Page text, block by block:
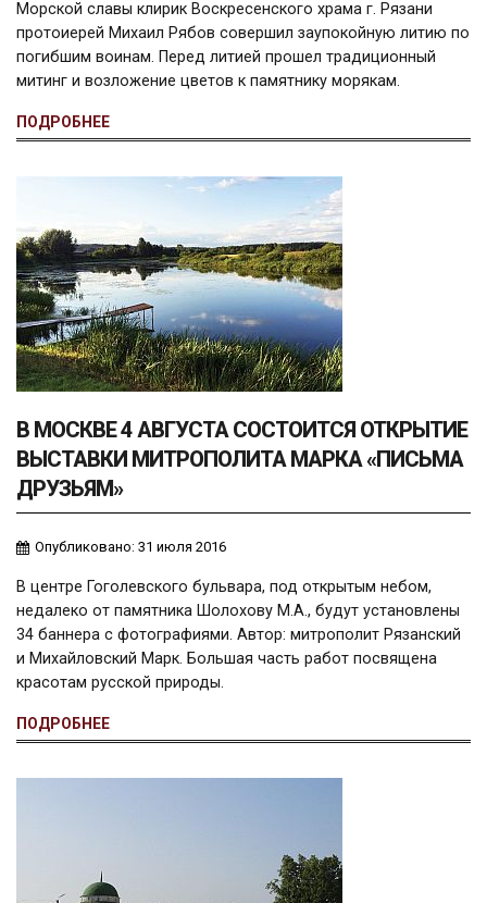
Морской славы клирик Воскресенского храма г. Рязани
протоиерей Михаил Рябов совершил заупокойную литию по
погибшим воинам. Перед литией прошел традиционный
митинг и возложение цветов к памятнику морякам.
ПОДРОБНЕЕ
В МОСКВЕ 4 АВГУСТА СОСТОИТСЯ ОТКРЫТИЕ
ВЫСТАВКИ МИТРОПОЛИТА МАРКА «ПИСЬМА
ДРУЗЬЯМ»
Опубликовано: 31 июля 2016
В центре Гоголевского бульвара, под открытым небом,
недалеко от памятника Шолохову М.А., будут установлены
34 баннера с фотографиями. Автор: митрополит Рязанский
и Михайловский Марк. Большая часть работ посвящена
красотам русской природы.
ПОДРОБНЕЕ